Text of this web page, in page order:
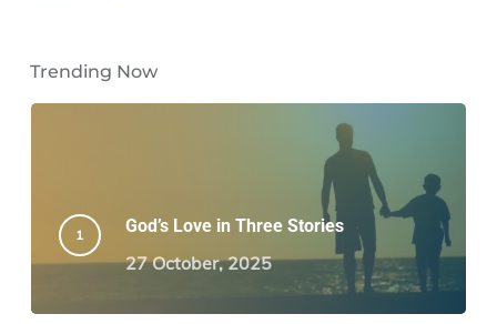
Trending Now
God’s Love in Three Stories
27 October, 2025